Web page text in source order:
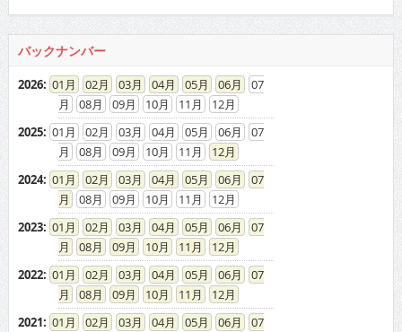
バックナンバー
2026: 01 02 03 04 05 06
07
08
09 10 11
12
2025: 01 02 03 04 05 06
07
08
09 10 11
12
2024: 01 02 03 04 05 06
07
08
09 10 11
12
2023: 01 02 03 04 05 06
07
08
09 10 11
12
2022: 01 02 03 04 05 06
07
08
09 10 11
12
2021: 01 02 03 04 05 06
07